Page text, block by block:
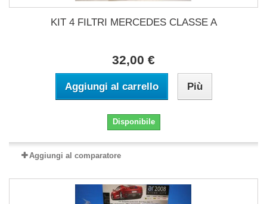
KIT 4 FILTRI MERCEDES CLASSE A
32,00 €
Aggiungi al carrello Più
Disponibile
Aggiungi al comparatore